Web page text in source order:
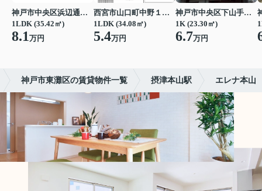
神戸市中央区浜辺通３丁目
1LDK (35.42㎡)
8.1万円
西宮市山口町中野１丁目
1LDK (34.08㎡)
5.4万円
神戸市中央区下山手通７丁目
1K (23.30㎡)
6.7万円
神戸市東灘区の賃貸物件一覧 摂津本山駅 エレナ本山